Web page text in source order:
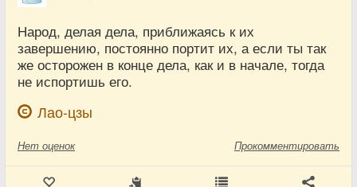
Народ, делая дела, приближаясь к их
завершению, постоянно портит их, а если ты так
же осторожен в конце дела, как и в начале, тогда
не испортишь его.
Лао-цзы
Нет оценок Прокомментировать